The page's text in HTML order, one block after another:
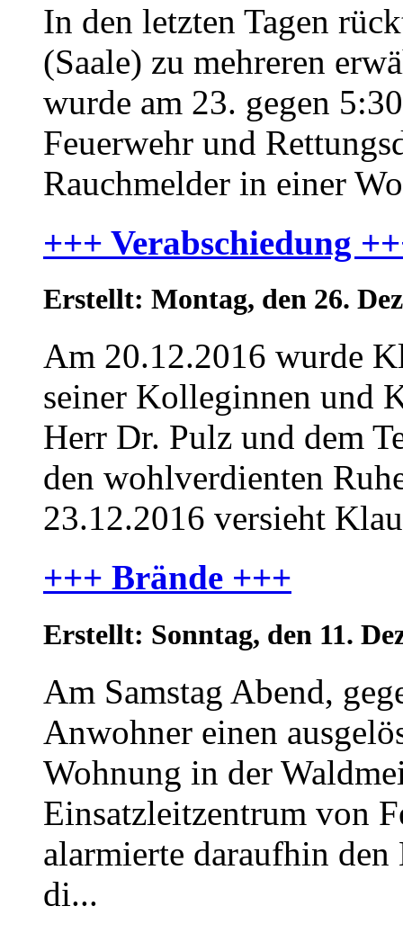
In den letzten Tagen
(Saale) zu mehreren
wurde am 23. gegen
Feuerwehr und
Rauchmelder in einer
+++ Verabschiedung
Erstellt: Montag, den 26.
Am 20.12.2016 wurde
seiner Kolleginnen und
Herr Dr. Pulz und dem
den wohlverdienten
23.12.2016 versieht
+++ Brände +++
Erstellt: Sonntag, den 11.
Am Samstag Abend,
Anwohner einen
Wohnung in der
Einsatzleitzentrum von
alarmierte daraufhin
di...